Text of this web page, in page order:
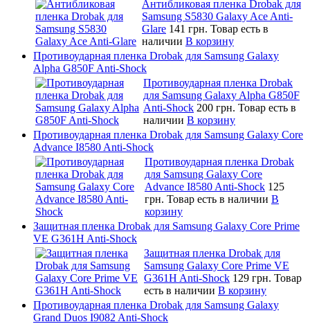
Антибликовая пленка Drobak для
Samsung S5830 Galaxy Ace Anti-
Glare 141 грн. Товар есть в
наличии В корзину
Противоударная пленка Drobak для Samsung Galaxy
Alpha G850F Anti-Shock
Противоударная пленка Drobak
для Samsung Galaxy Alpha G850F
Anti-Shock 200 грн. Товар есть в
наличии В корзину
Противоударная пленка Drobak для Samsung Galaxy Core
Advance I8580 Anti-Shock
Противоударная пленка Drobak
для Samsung Galaxy Core
Advance I8580 Anti-Shock 125
грн. Товар есть в наличии В
корзину
Защитная пленка Drobak для Samsung Galaxy Core Prime
VE G361H Anti-Shock
Защитная пленка Drobak для
Samsung Galaxy Core Prime VE
G361H Anti-Shock 129 грн. Товар
есть в наличии В корзину
Противоударная пленка Drobak для Samsung Galaxy
Grand Duos I9082 Anti-Shock